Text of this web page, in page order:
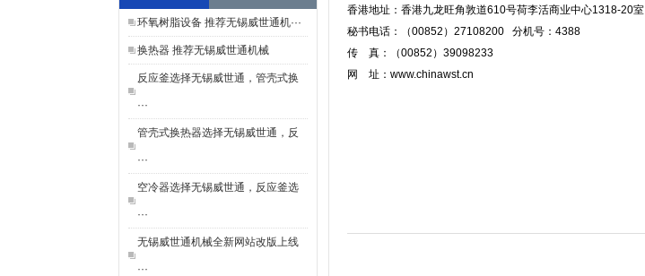
环氧树脂设备 推荐无锡威世通机···
换热器 推荐无锡威世通机械
反应釜选择无锡威世通，管壳式换
···
管壳式换热器选择无锡威世通，反
···
空冷器选择无锡威世通，反应釜选
···
无锡威世通机械全新网站改版上线
···
香港地址：香港九龙旺角敦道610号荷李活商业中心1318-20室
秘书电话：（00852）27108200 分机号：4388
传 真：（00852）39098233
网 址：www.chinawst.cn